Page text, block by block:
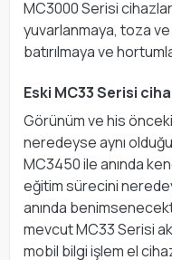
MC3000 Serisi
yuvarlanmaya, toza ve
batırılmaya ve
Eski MC33 Serisi
Görünüm ve his
neredeyse aynı
MC3450 ile anında
eğitim sürecini
anında
mevcut MC33 Serisi
mobil bilgi işlem el